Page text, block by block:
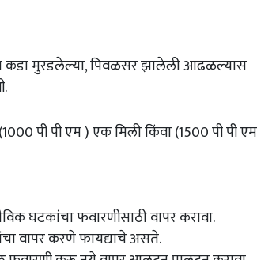
कडा मुरडलेल्या, पिवळसर झालेली आढळल्यास
पी पी एम ) एक मिली किंवा (1500 पी पी एम
घटकांचा फवारणीसाठी वापर करावा.
वापर करणे फायद्याचे असते.
फवारणी करू नये वापर आलटून पालटून करावा.